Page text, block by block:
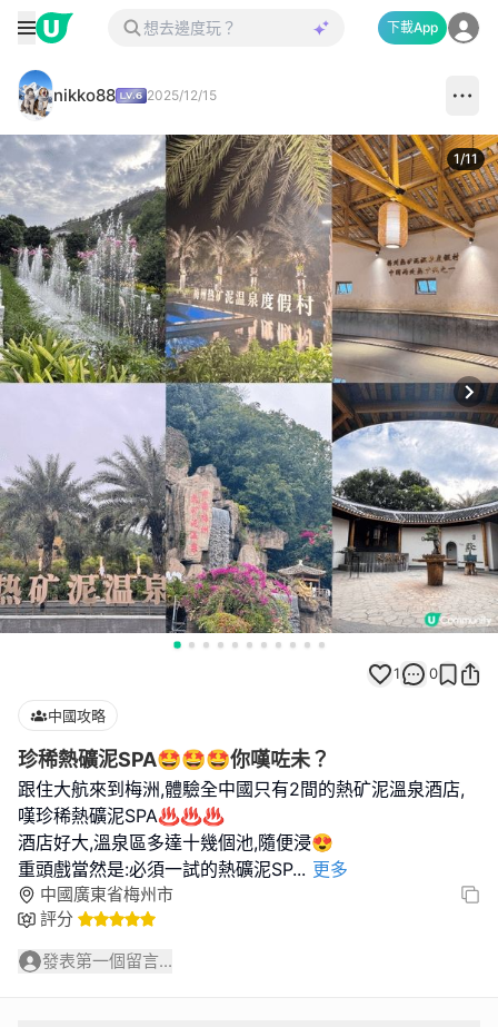
下載App
nikko88 2025/12/15
1/11
1 0
中國攻略
珍稀熱礦泥SPA🤩🤩🤩你嘆咗未？
跟住大航來到梅洲,體驗全中國只有2間的熱矿泥溫泉酒店,
嘆珍稀熱礦泥SPA♨️♨️♨️
酒店好大,溫泉區多達十幾個池,隨便浸😍
重頭戲當然是:必須一試的熱礦泥SP... 更多
中國廣東省梅州市
評分
發表第一個留言...